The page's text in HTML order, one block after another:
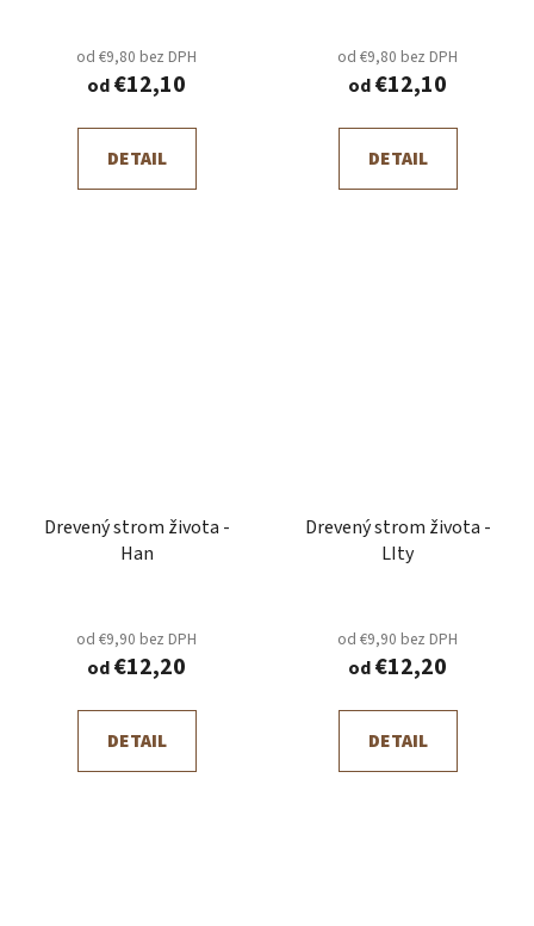
od €9,80 bez DPH
od€12,10
DETAIL
od €9,80 bez DPH
od€12,10
DETAIL
Drevený strom života -
Han
od €9,90 bez DPH
od€12,20
DETAIL
Drevený strom života -
LIty
od €9,90 bez DPH
od€12,20
DETAIL